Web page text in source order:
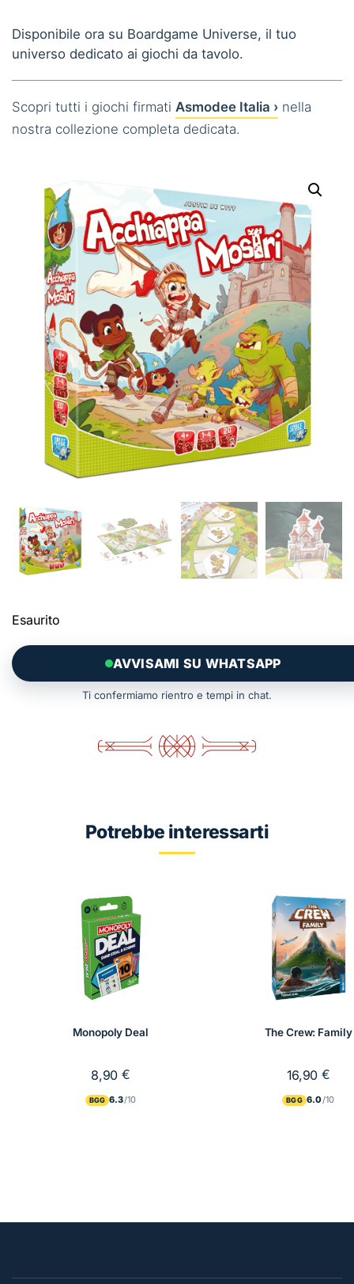
Disponibile ora su Boardgame Universe, il tuo
universo dedicato ai giochi da tavolo.
Scopri tutti i giochi firmati Asmodee Italia › nella
nostra collezione completa dedicata.
Esaurito
AVVISAMI SU WHATSAPP
Ti confermiamo rientro e tempi in chat.
Potrebbe interessarti
Monopoly Deal
8,90 €
BGG 6.3
The Crew: Family
16,90 €
BGG 6.0